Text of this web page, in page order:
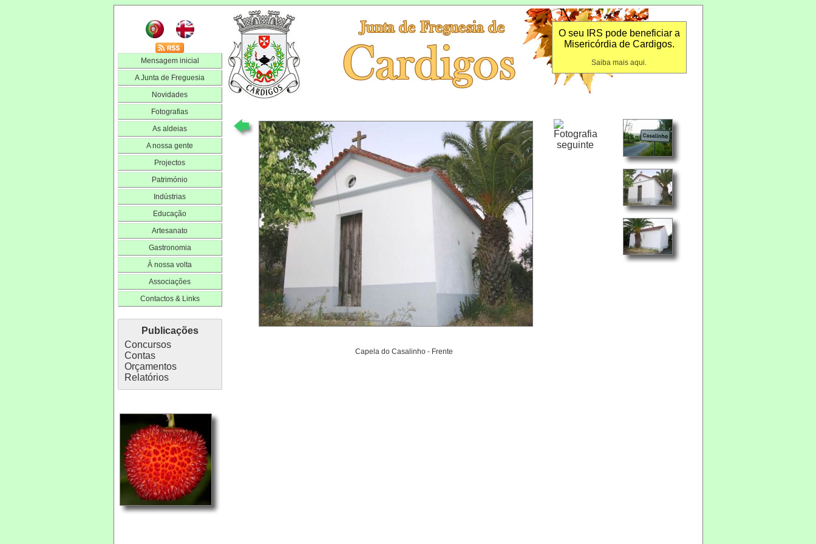
Mensagem inicial
A Junta de Freguesia
Novidades
Fotografias
As aldeias
A nossa gente
Projectos
Património
Indústrias
Educação
Artesanato
Gastronomia
À nossa volta
Associações
Contactos & Links
Publicações
Concursos
Contas
Orçamentos
Relatórios
O seu IRS pode beneficiar a
Misericórdia de Cardigos.
Saiba mais aqui.
Capela do Casalinho - Frente